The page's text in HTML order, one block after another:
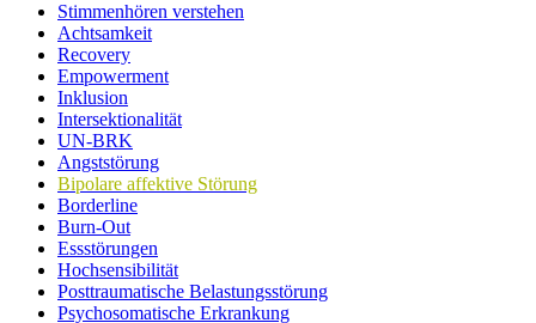
Stimmenhören verstehen
Achtsamkeit
Recovery
Empowerment
Inklusion
Intersektionalität
UN-BRK
Angststörung
Bipolare affektive Störung
Borderline
Burn-Out
Essstörungen
Hochsensibilität
Posttraumatische Belastungsstörung
Psychosomatische Erkrankung